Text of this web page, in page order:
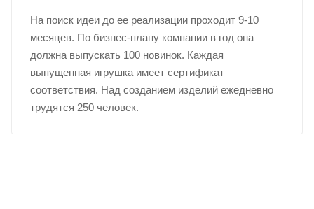
На поиск идеи до ее реализации проходит 9-10
месяцев. По бизнес-плану компании в год она
должна выпускать 100 новинок. Каждая
выпущенная игрушка имеет сертификат
соответствия. Над созданием изделий ежедневно
трудятся 250 человек.